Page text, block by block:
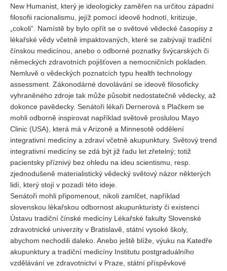
New Humanist, který je ideologicky zaměřen na určitou západní
filosofii racionalismu, jejíž pomocí ideově hodnotí, kritizuje,
„cokoli“. Namístě by bylo opřít se o světové vědecké časopisy z
lékařské vědy včetně impaktovaných, které se zabývají tradiční
čínskou medicínou, anebo o odborné poznatky švýcarských či
německých zdravotních pojišťoven a nemocničních pokladen.
Nemluvě o vědeckých poznatcích typu health technology
assessment. Zákonodárné dovolávání se ideově filosoficky
vyhraněného zdroje tak může působit nedostatečně vědecky, až
dokonce pavědecky. Senátoři lékaři Dernerová s Plačkem se
mohli odborně inspirovat například světově proslulou Mayo
Clinic (USA), která má v Arizoně a Minnesotě oddělení
integrativní medicíny a zdraví včetně akupunktury. Světový trend
integrativní medicíny se zdá být již řadu let zřetelný; totiž
pacientsky příznivý bez ohledu na ideu scientismu, resp.
zjednodušeně materialistický vědecký světový názor některých
lidí, který stojí v pozadí této ideje.
Senátoři mohli připomenout, nikoli zamlčet, například
slovenskou lékařskou odbornost akupunkturisty či existenci
Ústavu tradiční čínské medicíny Lékařské fakulty Slovenské
zdravotnické univerzity v Bratislavě, státní vysoké školy,
abychom nechodili daleko. Anebo ještě blíže, výuku na Katedře
akupunktury a tradiční medicíny Institutu postgraduálního
vzdělávání ve zdravotnictví v Praze, státní příspěvkové